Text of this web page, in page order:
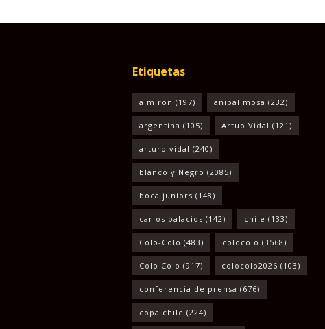
Etiquetas
almiron (197) anibal mosa (232)
argentina (105) Artuo Vidal (121)
arturo vidal (240)
blanco y Negro (2085)
boca juniors (148)
carlos palacios (142) chile (133)
Colo-Colo (483) colocolo (3568)
Colo Colo (917) colocolo2026 (103)
conferencia de prensa (676)
copa chile (224)